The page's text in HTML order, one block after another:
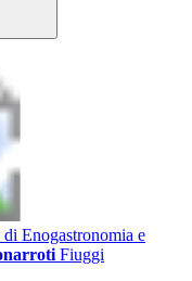
Enogastronomia e
Fiuggi